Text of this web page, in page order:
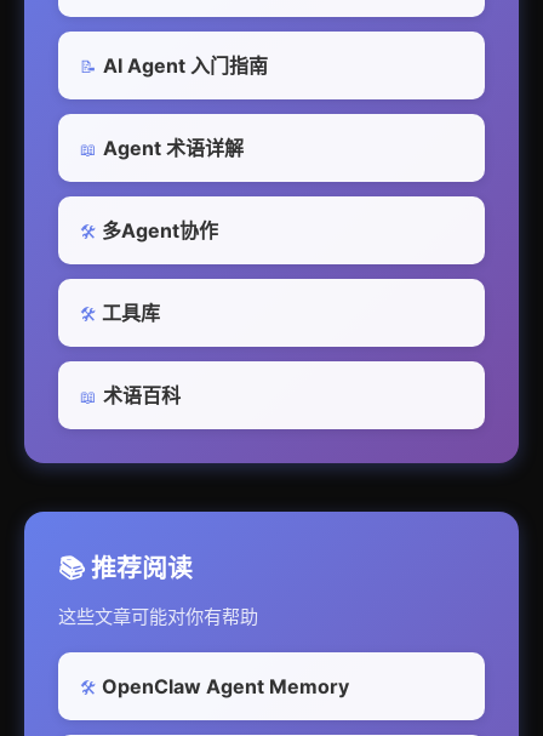
📝 AI Agent 入门指南
📖 Agent 术语详解
🛠️ 多Agent协作
🛠️ 工具库
📖 术语百科
📚 推荐阅读
这些文章可能对你有帮助
🛠️ OpenClaw Agent Memory